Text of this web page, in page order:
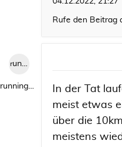
Rufe den Beitrag
runningwild1
runningwild1
In der Tat
meist etwas
über die
meistens